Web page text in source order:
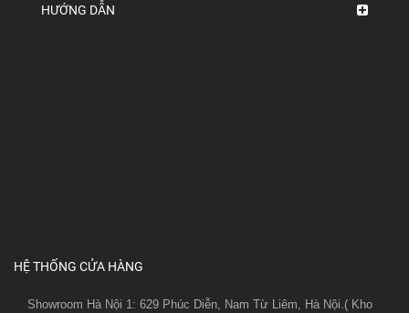
HƯỚNG DẪN
HỆ THỐNG CỬA HÀNG
Showroom Hà Nội 1: 629 Phúc Diễn, Nam Từ Liêm, Hà Nội.( Kho